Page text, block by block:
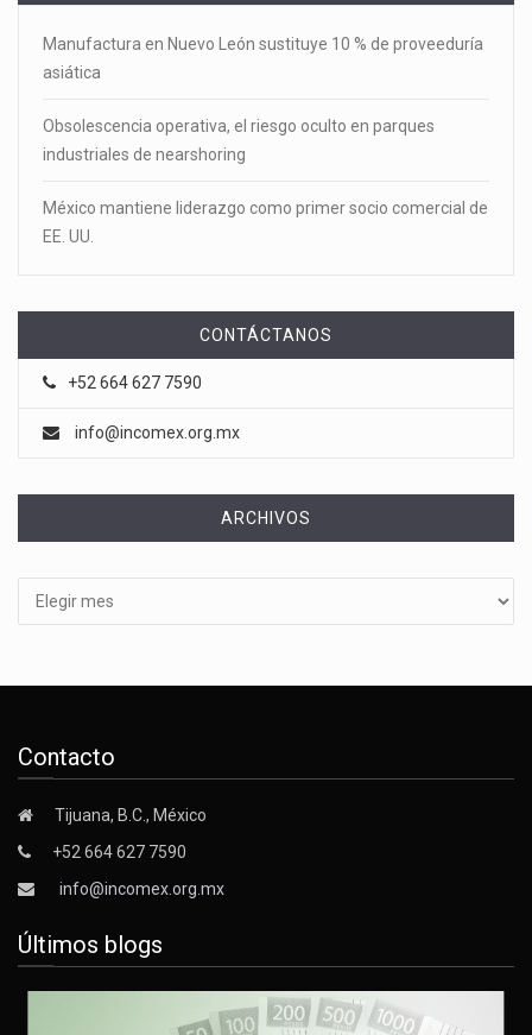
Manufactura en Nuevo León sustituye 10 % de proveeduría
asiática
Obsolescencia operativa, el riesgo oculto en parques
industriales de nearshoring
México mantiene liderazgo como primer socio comercial de
EE. UU.
CONTÁCTANOS
+52 664 627 7590
info@incomex.org.mx
ARCHIVOS
Contacto
Tijuana, B.C., México
+52 664 627 7590
info@incomex.org.mx
Últimos blogs